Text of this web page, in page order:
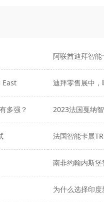
阿联酋迪拜智
East 迪拜零售展中，
多强？ 2023法国戛纳
法国智能卡展
南非约翰内斯
为什么选择印